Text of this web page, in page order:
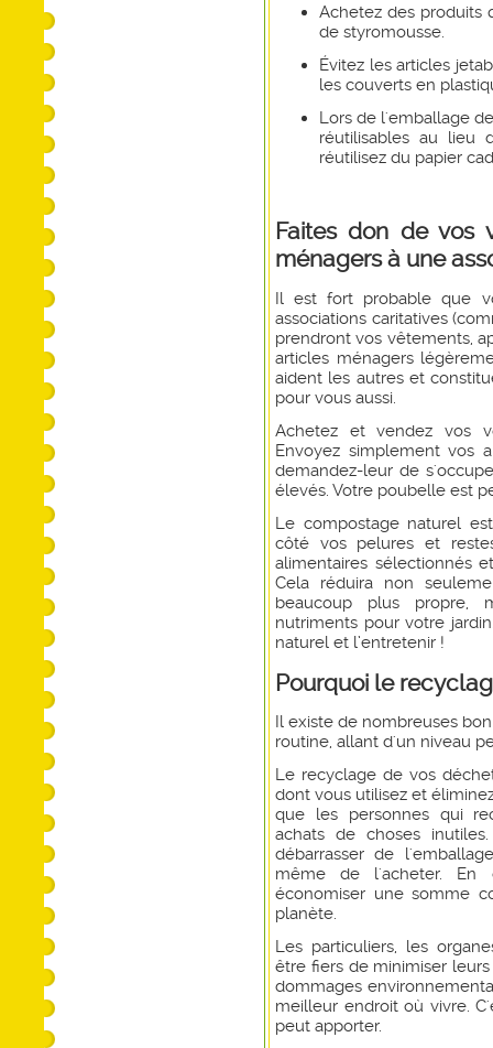
Achetez des produits
de styromousse.
Évitez les articles
les couverts en
Lors de l'emballage
réutilisables au lieu
réutilisez du papier
Faites don de vos
ménagers à une
Il est fort probable que
associations caritatives
prendront vos vêtements,
articles ménagers
aident les autres et
pour vous aussi.
Achetez et vendez vos
Envoyez simplement vos
demandez-leur de
élevés. Votre poubelle est
Le compostage naturel
côté vos pelures et
alimentaires sélectionnés
Cela réduira non
beaucoup plus propre,
nutriments pour votre
naturel et l’entretenir !
Pourquoi le
Il existe de nombreuses
routine, allant d'un niveau
Le recyclage de vos
dont vous utilisez et
que les personnes qui
achats de choses
débarrasser de
même de l'acheter. En
économiser une somme
planète.
Les particuliers, les
être fiers de minimiser
dommages
meilleur endroit où vivre.
peut apporter.